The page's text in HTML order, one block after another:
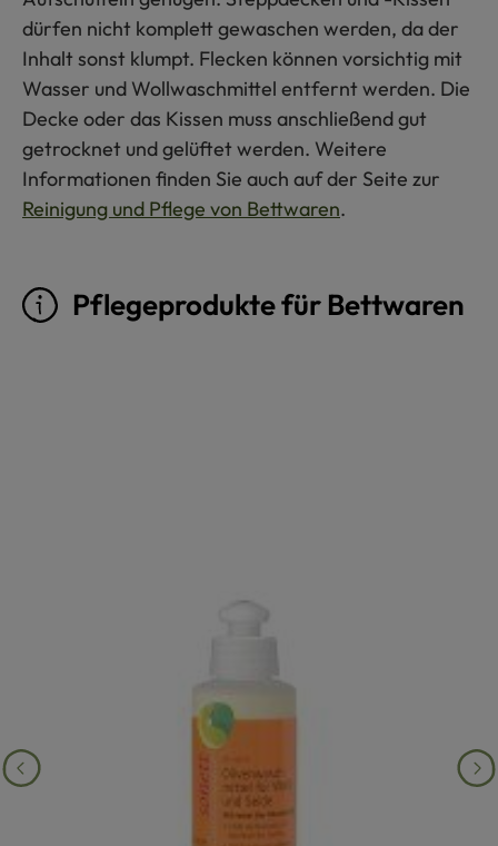
dürfen nicht komplett gewaschen werden, da der
Inhalt sonst klumpt. Flecken können vorsichtig mit
Wasser und Wollwaschmittel entfernt werden. Die
Decke oder das Kissen muss anschließend gut
getrocknet und gelüftet werden. Weitere
Informationen finden Sie auch auf der Seite zur
Reinigung und Pflege von Bettwaren.
Pflegeprodukte für Bettwaren